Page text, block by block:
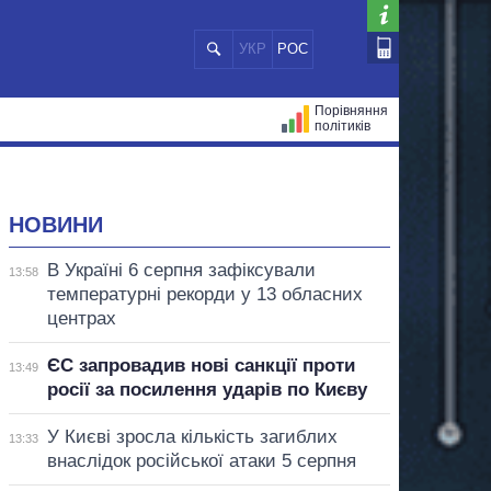
УКР РОС
Порівняння
політиків
НОВИНИ
13:58
В Україні 6 серпня зафіксували
температурні рекорди у 13 обласних
центрах
13:49
ЄС запровадив нові санкції проти
росії за посилення ударів по Києву
13:33
У Києві зросла кількість загиблих
внаслідок російської атаки 5 серпня